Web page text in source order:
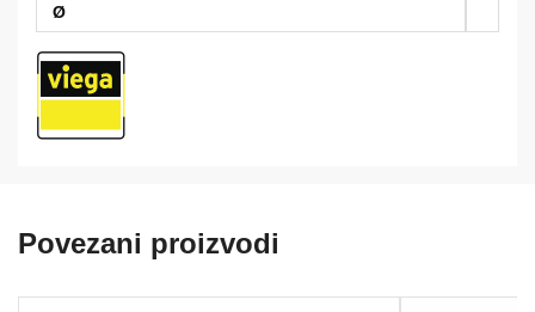
Ø
Povezani proizvodi